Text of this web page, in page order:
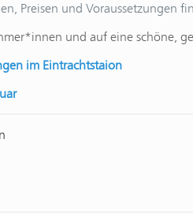
Preisen und Voraussetzungen
und auf eine schöne,
im Eintrachtstaion